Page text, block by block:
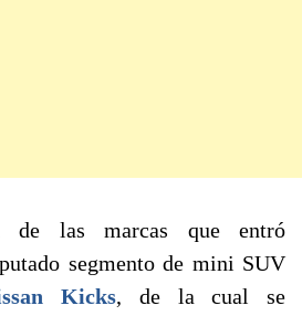
de las marcas que entró
segmento de mini SUV
Kicks, de la cual se